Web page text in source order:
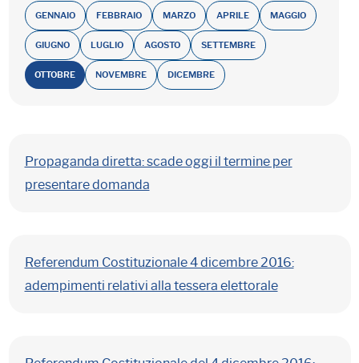
GENNAIO FEBBRAIO MARZO APRILE MAGGIO
GIUGNO LUGLIO AGOSTO SETTEMBRE
OTTOBRE NOVEMBRE DICEMBRE
Propaganda diretta: scade oggi il termine per
presentare domanda
Referendum Costituzionale 4 dicembre 2016:
adempimenti relativi alla tessera elettorale